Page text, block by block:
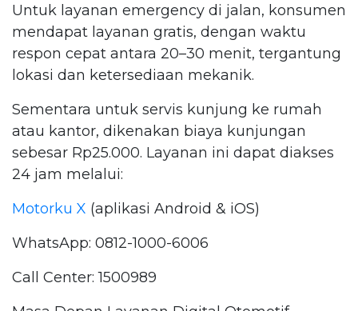
Untuk layanan emergency di jalan, konsumen
mendapat layanan gratis, dengan waktu
respon cepat antara 20–30 menit, tergantung
lokasi dan ketersediaan mekanik.
Sementara untuk servis kunjung ke rumah
atau kantor, dikenakan biaya kunjungan
sebesar Rp25.000. Layanan ini dapat diakses
24 jam melalui:
Motorku X (aplikasi Android & iOS)
WhatsApp: 0812-1000-6006
Call Center: 1500989